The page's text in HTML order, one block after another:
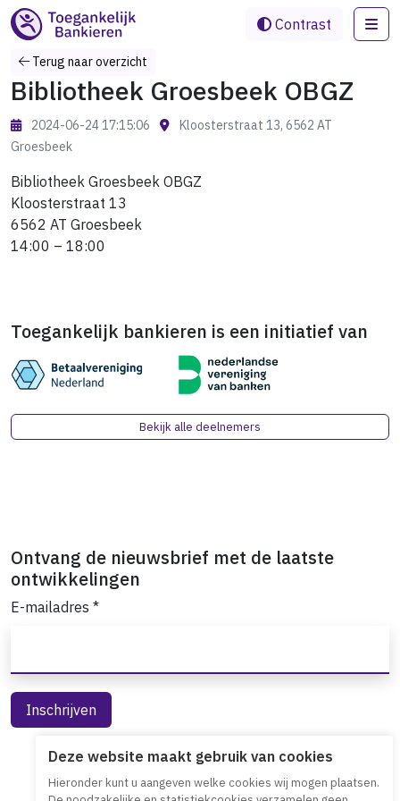
Contrast
Terug naar overzicht
Bibliotheek Groesbeek OBGZ
2024-06-24 17:15:06
Kloosterstraat 13, 6562 AT
Groesbeek
Bibliotheek Groesbeek OBGZ
Kloosterstraat 13
6562 AT Groesbeek
14:00 – 18:00
Toegankelijk bankieren is een initiatief van
Bekijk alle deelnemers
Ontvang de nieuwsbrief met de laatste
ontwikkelingen
E-mailadres *
Deze website maakt gebruik van cookies
Hieronder kunt u aangeven welke cookies wij mogen plaatsen.